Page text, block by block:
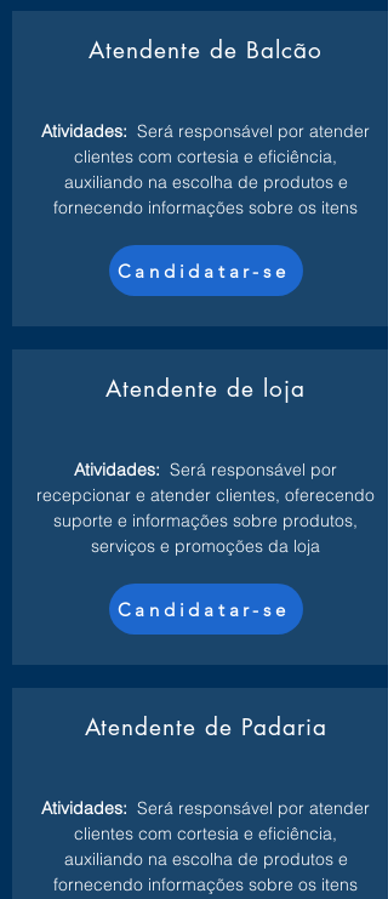
Atendente de Balcão
Atividades: Será responsável por atender
clientes com cortesia e eficiência,
auxiliando na escolha de produtos e
fornecendo informações sobre os itens
Candidatar-se
Atendente de loja
Atividades: Será responsável por
recepcionar e atender clientes, oferecendo
suporte e informações sobre produtos,
serviços e promoções da loja
Candidatar-se
Atendente de Padaria
Atividades: Será responsável por atender
clientes com cortesia e eficiência,
auxiliando na escolha de produtos e
fornecendo informações sobre os itens